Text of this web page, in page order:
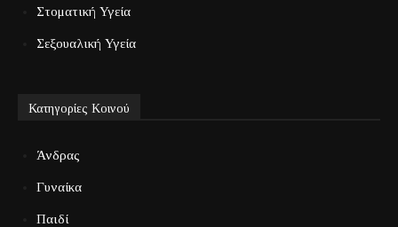
Στοματική Υγεία
Σεξουαλική Υγεία
Κατηγορίες Κοινού
Άνδρας
Γυναίκα
Παιδί